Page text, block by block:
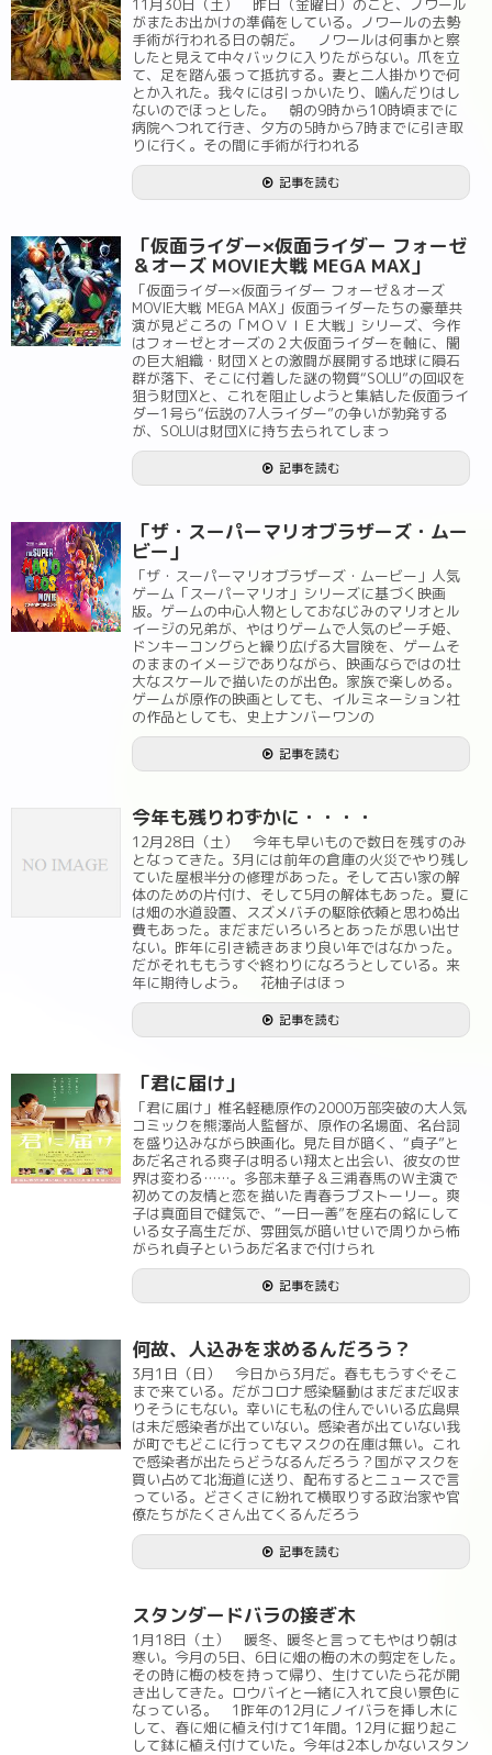
11月30日（土） 昨日（金曜日）のこと、ノワール
がまたお出かけの準備をしている。ノワールの去勢
手術が行われる日の朝だ。 ノワールは何事かと察
したと見えて中々バックに入りたがらない。爪を立
て、足を踏ん張って抵抗する。妻と二人掛かりで何
とか入れた。我々には引っかいたり、噛んだりはし
ないのでほっとした。 朝の9時から10時頃までに
病院へつれて行き、夕方の5時から7時までに引き取
りに行く。その間に手術が行われる
記事を読む
「仮面ライダー×仮面ライダー フォーゼ
＆オーズ MOVIE大戦 MEGA MAX」
「仮面ライダー×仮面ライダー フォーゼ＆オーズ
MOVIE大戦 MEGA MAX」仮面ライダーたちの豪華共
演が見どころの「ＭＯＶＩＥ大戦」シリーズ、今作
はフォーゼとオーズの２大仮面ライダーを軸に、闇
の巨大組織・財団Ｘとの激闘が展開する地球に隕石
群が落下、そこに付着した謎の物質“SOLU”の回収を
狙う財団Xと、これを阻止しようと集結した仮面ライ
ダー1号ら“伝説の7人ライダー”の争いが勃発する
が、SOLUは財団Xに持ち去られてしまっ
記事を読む
「ザ・スーパーマリオブラザーズ・ムー
ビー」
「ザ・スーパーマリオブラザーズ・ムービー」人気
ゲーム「スーパーマリオ」シリーズに基づく映画
版。ゲームの中心人物としておなじみのマリオとル
イージの兄弟が、やはりゲームで人気のピーチ姫、
ドンキーコングらと繰り広げる大冒険を、ゲームそ
のままのイメージでありながら、映画ならではの壮
大なスケールで描いたのが出色。家族で楽しめる。
ゲームが原作の映画としても、イルミネーション社
の作品としても、史上ナンバーワンの
記事を読む
今年も残りわずかに・・・・
12月28日（土） 今年も早いもので数日を残すのみ
となってきた。3月には前年の倉庫の火災でやり残し
ていた屋根半分の修理があった。そして古い家の解
体のための片付け、そして5月の解体もあった。夏に
は畑の水道設置、スズメバチの駆除依頼と思わぬ出
費もあった。まだまだいろいろとあったが思い出せ
ない。昨年に引き続きあまり良い年ではなかった。
だがそれももうすぐ終わりになろうとしている。来
年に期待しよう。 花柚子はほっ
記事を読む
「君に届け」
「君に届け」椎名軽穂原作の2000万部突破の大人気
コミックを熊澤尚人監督が、原作の名場面、名台詞
を盛り込みながら映画化。見た目が暗く、“貞子”と
あだ名される爽子は明るい翔太と出会い、彼女の世
界は変わる……。多部未華子＆三浦春馬のＷ主演で
初めての友情と恋を描いた青春ラブストーリー。爽
子は真面目で健気で、“一日一善”を座右の銘にして
いる女子高生だが、雰囲気が暗いせいで周りから怖
がられ貞子というあだ名まで付けられ
記事を読む
何故、人込みを求めるんだろう？
3月1日（日） 今日から3月だ。春ももうすぐそこ
まで来ている。だがコロナ感染騒動はまだまだ収ま
りそうにもない。幸いにも私の住んでいいる広島県
は未だ感染者が出ていない。感染者が出ていない我
が町でもどこに行ってもマスクの在庫は無い。これ
で感染者が出たらどうなるんだろう？国がマスクを
買い占めて北海道に送り、配布するとニュースで言
っている。どさくさに紛れて横取りする政治家や官
僚たちがたくさん出てくるんだろう
記事を読む
スタンダードバラの接ぎ木
1月18日（土） 暖冬、暖冬と言ってもやはり朝は
寒い。今月の5日、6日に畑の梅の木の剪定をした。
その時に梅の枝を持って帰り、生けていたら花が開
き出してきた。ロウバイと一緒に入れて良い景色に
なっている。 1昨年の12月にノイバラを挿し木に
して、春に畑に植え付けて1年間。12月に掘り起こ
して鉢に植え付けていた。今年は2本しかないスタン